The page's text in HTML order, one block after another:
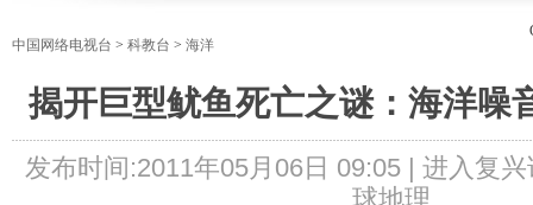
中国网络电视台 > 科教台 > 海洋
揭开巨型鱿鱼死亡之谜：海洋噪
发布时间:2011年05月06日 09:05 | 进入复兴
球地理